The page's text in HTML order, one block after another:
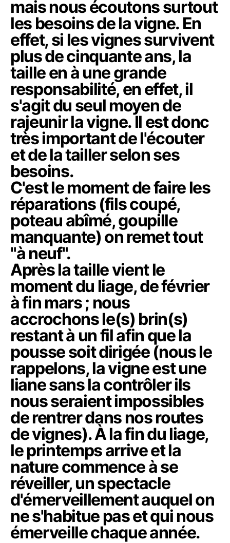
mais nous écoutons surtout
les besoins de la vigne. En
effet, si les vignes survivent
plus de cinquante ans, la
taille en à une grande
responsabilité, en effet, il
s'agit du seul moyen de
rajeunir la vigne. Il est donc
très important de l'écouter
et de la tailler selon ses
besoins.
C'est le moment de faire les
réparations (fils coupé,
poteau abîmé, goupille
manquante) on remet tout
"à neuf".
Après la taille vient le
moment du liage, de février
à fin mars ; nous
accrochons le(s) brin(s)
restant à un fil afin que la
pousse soit dirigée (nous le
rappelons, la vigne est une
liane sans la contrôler ils
nous seraient impossibles
de rentrer dans nos routes
de vignes). À la fin du liage,
le printemps arrive et la
nature commence à se
réveiller, un spectacle
d'émerveillement auquel on
ne s'habitue pas et qui nous
émerveille chaque année.